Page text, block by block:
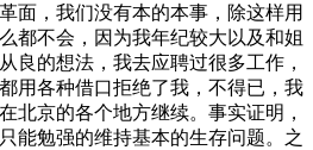
面，我们没有本的本事，除这样用
都不会，因为我年纪较大以及和姐
良的想法，我去应聘过很多工作，
用各种借口拒绝了我，不得已，我
北京的各个地方继续。事实证明，
能勉强的维持基本的生存问题。之